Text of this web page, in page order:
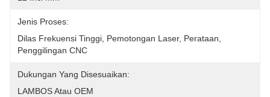
Jenis Proses:
Dilas Frekuensi Tinggi, Pemotongan Laser, Perataan,
Penggilingan CNC
Dukungan Yang Disesuaikan:
LAMBOS Atau OEM